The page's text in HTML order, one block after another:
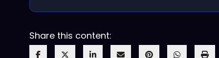
Share this content: